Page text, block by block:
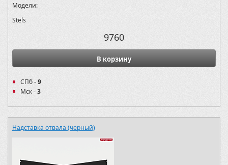
Модели:
Stels
9760
В корзину
СПб -9
Мск -3
Надставка отвала (черный)